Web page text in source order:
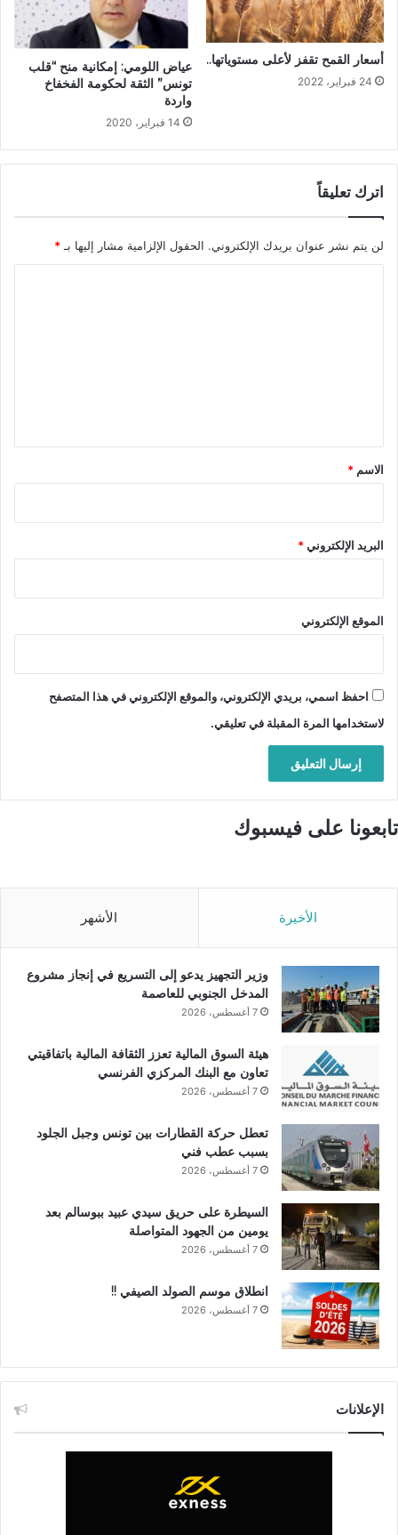
أسعار القمح تقفز لأعلى مستوياتها..
24 فبراير، 2022
عياض اللومي: إمكانية منح “قلب
تونس” الثقة لحكومة الفخفاخ
واردة
14 فبراير، 2020
اترك تعليقاً
لن يتم نشر عنوان بريدك الإلكتروني. الحقول الإلزامية مشار إليها بـ*
*
الاسم *
البريد الإلكتروني*
الموقع الإلكتروني
احفظ اسمي، بريدي الإلكتروني، والموقع الإلكتروني في هذا المتصفح
لاستخدامها المرة المقبلة في تعليقي.
تابعونا على فيسبوك
الأخيرة الأشهر
وزير التجهيز يدعو إلى التسريع في إنجاز مشروع
المدخل الجنوبي للعاصمة
7 أغسطس، 2026
هيئة السوق المالية تعزز الثقافة المالية باتفاقيتي
تعاون مع البنك المركزي الفرنسي
7 أغسطس، 2026
تعطل حركة القطارات بين تونس وجبل الجلود
بسبب عطب فني
7 أغسطس، 2026
السيطرة على حريق سيدي عبيد ببوسالم بعد
يومين من الجهود المتواصلة
7 أغسطس، 2026
انطلاق موسم الصولد الصيفي !!
7 أغسطس، 2026
الإعلانات